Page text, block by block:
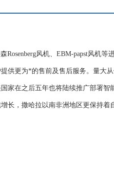
风机、EBM-papst风机等
提供更为*的售前及售后服务。量
家在之后五年也将陆续推广部署
长，撒哈拉以南非洲地区更保持着